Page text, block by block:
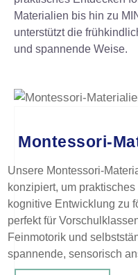
Materialien bis hin zu
unterstützt die
und spannende Weise.
Montessori-
Unsere Montessori-
konzipiert, um
kognitive Entwicklung zu
perfekt für
Feinmotorik und
spannende, sensorisch